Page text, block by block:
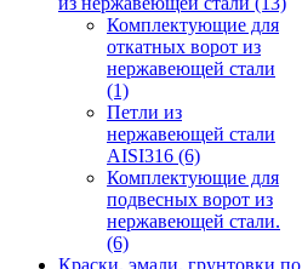
Комплектующие для
откатных ворот из
нержавеющей стали
(1)
Петли из
нержавеющей стали
AISI316 (6)
Комплектующие для
подвесных ворот из
нержавеющей стали.
(6)
Краски, эмали, грунтовки по